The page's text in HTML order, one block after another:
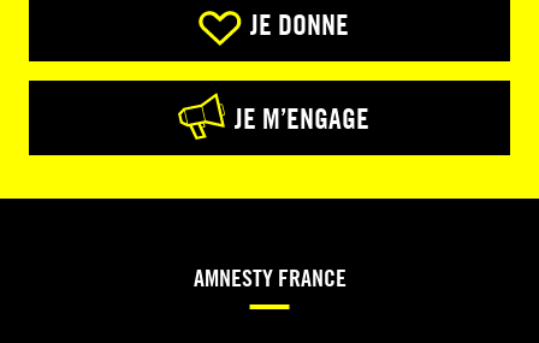
JE DONNE
JE M’ENGAGE
AMNESTY FRANCE